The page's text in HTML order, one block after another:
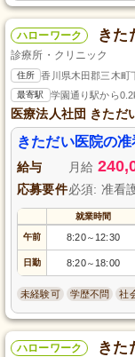
ハローワーク きた
診療所・クリニック
住所 香川県木田郡三木町
最寄駅 学園通り駅から
医療法人社団 きただ
きただい医院の
給与 月給
応募要件必須: 准看
就業時間
午前 8:20～ 12:30
日勤 8:20～ 18:00
未経験可 学歴不問 社
ハローワーク きた